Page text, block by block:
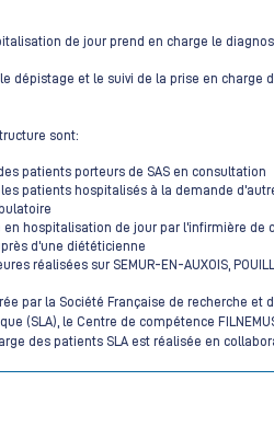
de jour prend en charge le
dépistage et le suivi de la prise en
sont:
patients porteurs de SAS en consultation
patients hospitalisés à la demande
en hospitalisation de jour par l'infirmière
d'une diététicienne
réalisées sur SEMUR-EN-AUXOIS,
par la Société Française de recherche et
(SLA), le Centre de compétence
des patients SLA est réalisée en